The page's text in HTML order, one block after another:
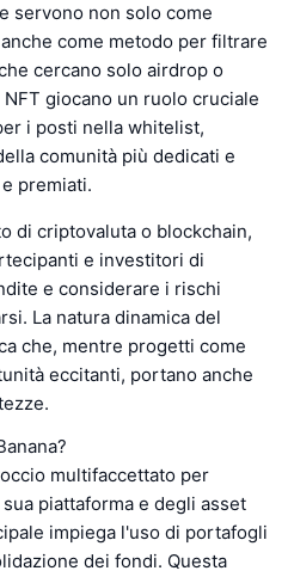
servono non solo come
come metodo per filtrare
cercano solo airdrop o
giocano un ruolo cruciale
i posti nella whitelist,
comunità più dedicati e
premiati.
di criptovaluta o blockchain,
e investitori di
e considerare i rischi
La natura dinamica del
che, mentre progetti come
eccitanti, portano anche
multifaccettato per
piattaforma e degli asset
impiega l'uso di portafogli
dei fondi. Questa